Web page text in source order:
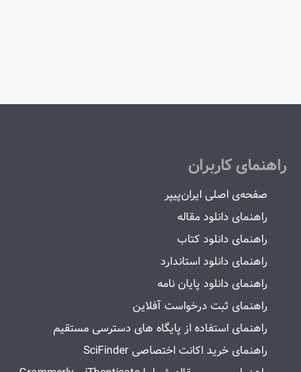
راهنمای کاربران
صفحه‌ی اصلی ایران‌پیپر
راهنمای دانلود مقاله
راهنمای دانلود کتاب
راهنمای دانلود استاندارد
راهنمای دانلود پایان نامه
راهنمای ثبت درخواست آفلاین
راهنمای استفاده از پایگاه های دسترسی مستقیم
راهنمای خرید اکانت اختصاصی SciFinder